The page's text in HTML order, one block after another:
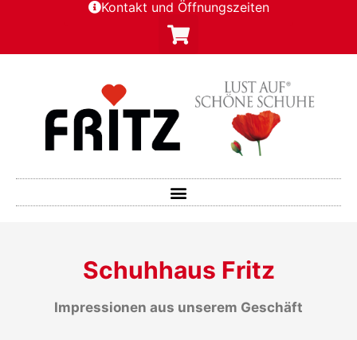
Kontakt und Öffnungszeiten
Schuhhaus Fritz
Impressionen aus unserem Geschäft